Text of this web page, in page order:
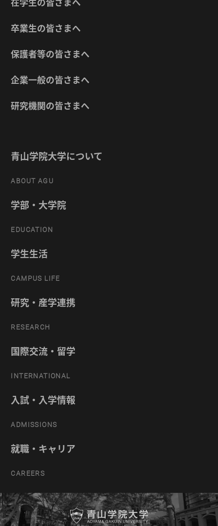
卒業生の皆さまへ
保護者等の皆さまへ
企業一般の皆さまへ
研究機関の皆さまへ
青山学院大学について
ABOUT AGU
学部・大学院
EDUCATION
学生生活
CAMPUS LIFE
研究・産学連携
RESEARCH
国際交流・留学
INTERNATIONAL
入試・入学情報
ADMISSIONS
就職・キャリア
CAREERS